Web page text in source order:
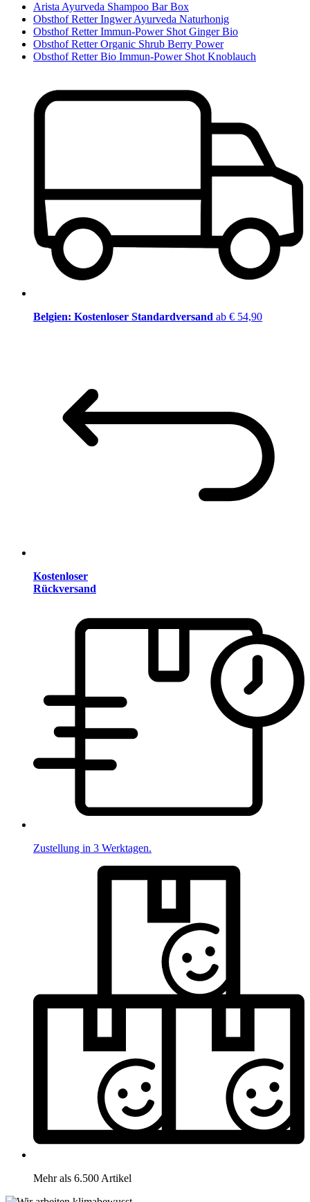
Arista Ayurveda Shampoo Bar Box
Obsthof Retter Ingwer Ayurveda Naturhonig
Obsthof Retter Immun-Power Shot Ginger Bio
Obsthof Retter Organic Shrub Berry Power
Obsthof Retter Bio Immun-Power Shot Knoblauch
Belgien: Kostenloser Standardversand ab € 54,90
Kostenloser
Rückversand
Zustellung in 3 Werktagen.
Mehr als 6.500 Artikel